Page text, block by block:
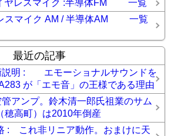
ヤレスマイク :半導体FM 一覧
スマイク AM / 半導体AM 一覧
最近の記事
説明 : エモーショナルサウンドを
が「エモ音」の王様である理由
アンプ。鈴木清一郎氏祖業のサム
穂高町）は2010年倒産
: これ非リニア動作。おまけに天